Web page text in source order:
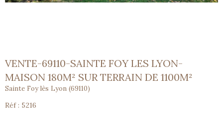
VENTE-69110-SAINTE FOY LES LYON-
MAISON 180M² SUR TERRAIN DE 1100M²
Sainte Foy lès Lyon (69110)
Réf : 5216